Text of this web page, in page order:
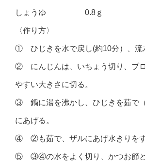
しょうゆ 0.8ｇ
〈作り方〉
① ひじきを水で戻し(約10分）、流
② にんじんは、いちょう切り、ブ
やすい大きさに切る。
③ 鍋に湯を沸かし、ひじきを茹で
にあげる。
④ ②も茹で、ザルにあげ水きりをす
⑤ ③④の水をよく切り、かつお節と